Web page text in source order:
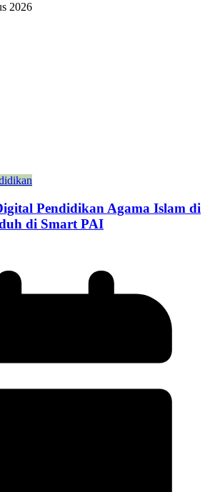
2026
Pendidikan Agama Islam di
di Smart PAI